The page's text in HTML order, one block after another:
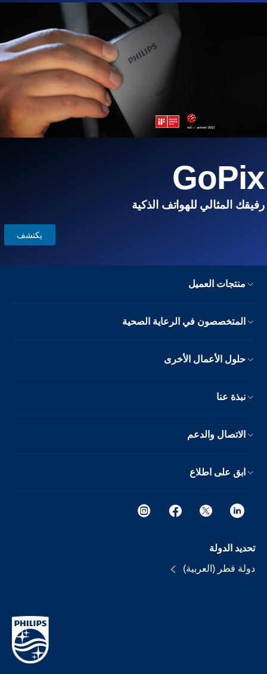
GoPix
رفيقك المثالي للهواتف الذكية
يكتشف
منتجات العميل
المتخصصون في الرعاية الصحية
حلول الأعمال الأخرى
نبذة عنا
الاتصال والدعم
ابق على اطلاع
تحديد الدولة
دولة قطر (العربية)